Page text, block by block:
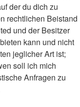
der du dich zu
rechtlichen Beistand
und der Besitzer
kann und nicht
jeglicher Art ist;
soll ich mich
Anfragen zu